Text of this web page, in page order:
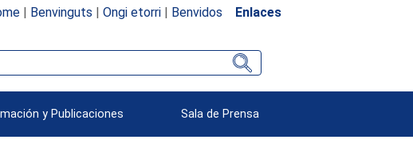
| Benvinguts | Ongi etorri| Benvidos Enlaces
y Publicaciones Sala de Prensa